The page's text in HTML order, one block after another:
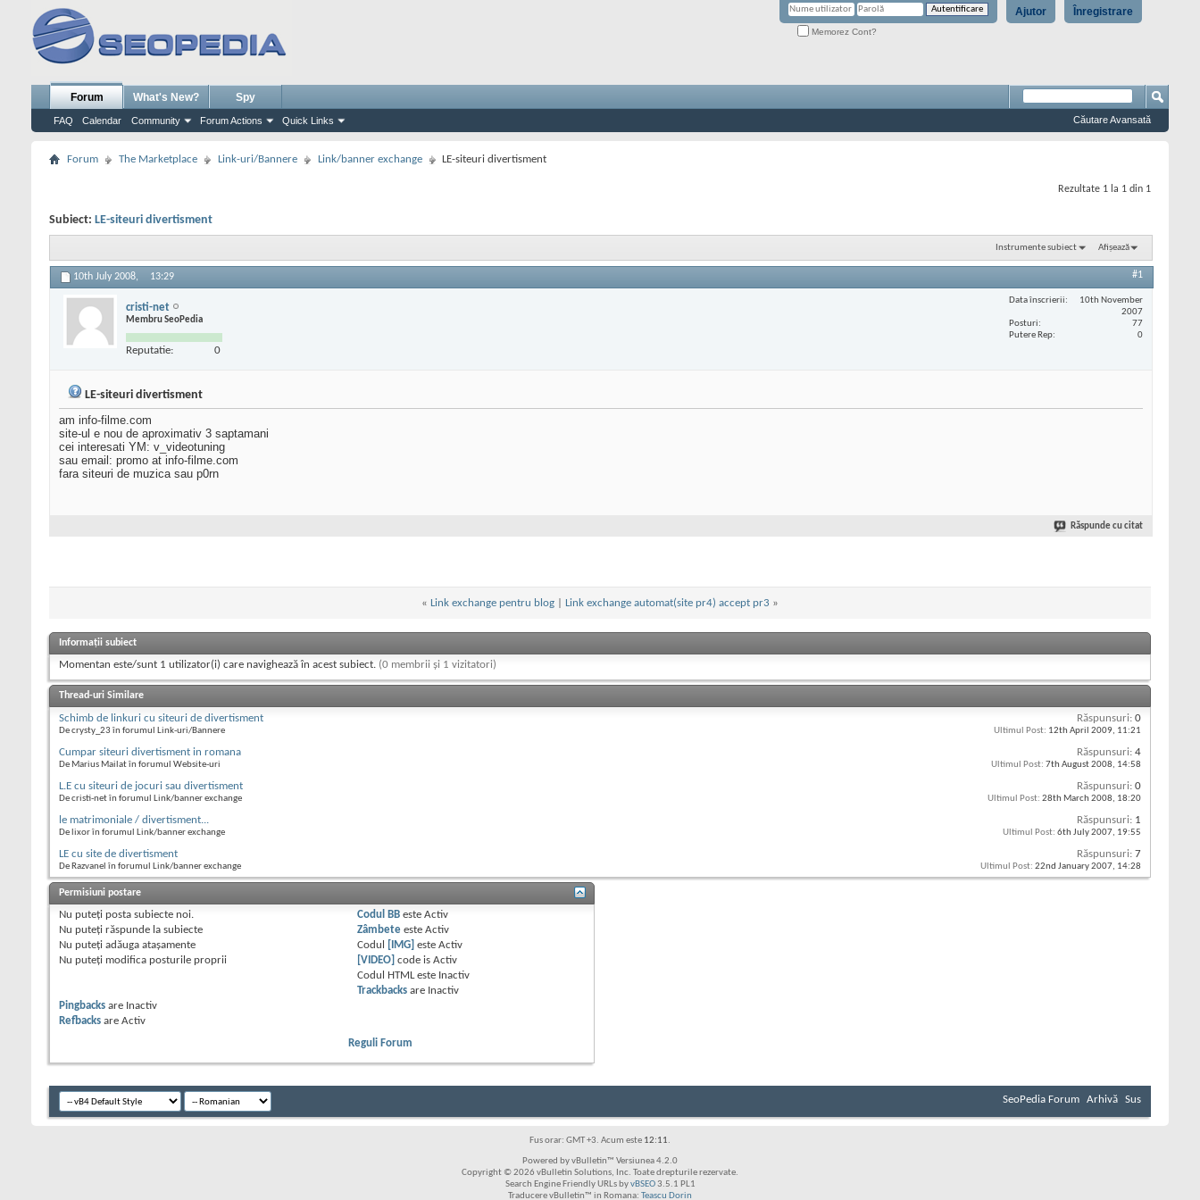
Înregistrare
Ajutor
Memorez Cont?
Forum
FAQ Calendar Community Forum Actions Quick Links
What's New? Spy
Căutare Avansată
Forum The Marketplace Link-uri/Bannere Link/banner exchange LE-siteuri divertisment
Rezultate 1 la 1 din 1
Subiect: LE-siteuri divertisment
Instrumente subiect Afișează
10th July 2008, 13:29 #1
cristi-net
Membru SeoPedia
Reputatie: 0
Data înscrierii
10th November
2007
Posturi
77
Putere Rep
0
LE-siteuri divertisment
am info-filme.com
site-ul e nou de aproximativ 3 saptamani
cei interesati YM: v_videotuning
sau email: promo at info-filme.com
fara siteuri de muzica sau p0rn
Răspunde cu citat
« Link exchange pentru blog Link exchange automat(site pr4) accept pr3 »
Informații subiect
Momentan este/sunt 1 utilizator(i) care navighează în acest subiect. (0 membrii și 1 vizitatori)
Thread-uri Similare
Schimb de linkuri cu siteuri de divertisment
De crysty_23 în forumul Link-uri/Bannere
Răspunsuri: 0
Ultimul Post: 12th April 2009, 11:21
Cumpar siteuri divertisment in romana
De Marius Mailat în forumul Website-uri
Răspunsuri: 4
Ultimul Post: 7th August 2008, 14:58
L.E cu siteuri de jocuri sau divertisment
De cristi-net în forumul Link/banner exchange
Răspunsuri: 0
Ultimul Post: 28th March 2008, 18:20
le matrimoniale / divertisment...
De lixor în forumul Link/banner exchange
Răspunsuri: 1
Ultimul Post: 6th July 2007, 19:55
LE cu site de divertisment
De Razvanel în forumul Link/banner exchange
Răspunsuri: 7
Ultimul Post: 22nd January 2007, 14:28
Permisiuni postare
Nu puteţi posta subiecte noi.
Nu puteţi răspunde la subiecte
Nu puteţi adăuga ataşamente
Nu puteţi modifica posturile proprii
Codul BB esteActiv
Zâmbete esteActiv
Codul
[IMG] esteActiv
[VIDEO] code isActiv
Codul HTML este Inactiv
Trackbacks are Inactiv
Pingbacks are Inactiv
Refbacks are Activ
Reguli Forum
SeoPedia Forum Arhivă Sus
Fus orar: GMT +3. Acum este 12:11.
Powered by vBulletin™ Versiunea 4.2.0
Copyright © 2026 vBulletin Solutions, Inc. Toate drepturile rezervate.
Search Engine Friendly URLs byvBSEO3.5.1 PL1
Traducere vBulletin™ in Romana: Teascu Dorin